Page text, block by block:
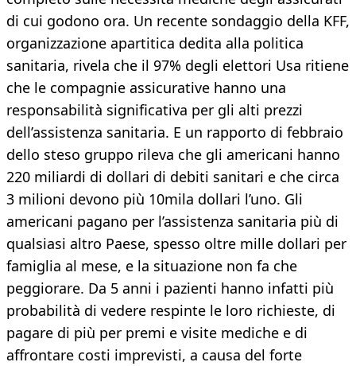
di cui godono ora. Un recente sondaggio della KFF,
organizzazione apartitica dedita alla politica
sanitaria, rivela che il 97% degli elettori Usa ritiene
che le compagnie assicurative hanno una
responsabilità significativa per gli alti prezzi
dell’assistenza sanitaria. E un rapporto di febbraio
dello steso gruppo rileva che gli americani hanno
220 miliardi di dollari di debiti sanitari e che circa
3 milioni devono più 10mila dollari l’uno. Gli
americani pagano per l’assistenza sanitaria più di
qualsiasi altro Paese, spesso oltre mille dollari per
famiglia al mese, e la situazione non fa che
peggiorare. Da 5 anni i pazienti hanno infatti più
probabilità di vedere respinte le loro richieste, di
pagare di più per premi e visite mediche e di
affrontare costi imprevisti, a causa del forte